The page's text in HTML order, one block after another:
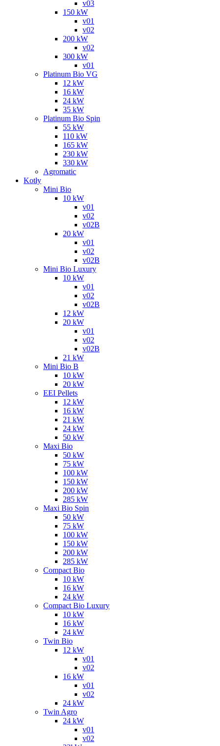
v03
150 kW
v01
v02
200 kW
v02
300 kW
v01
Platinum Bio VG
12 kW
16 kW
24 kW
35 kW
Platinum Bio Spin
55 kW
110 kW
165 kW
230 kW
330 kW
Agromatic
Kotły
Mini Bio
10 kW
v01
v02
v02B
20 kW
v01
v02
v02B
Mini Bio Luxury
10 kW
v01
v02
v02B
12 kW
20 kW
v01
v02
v02B
21 kW
Mini Bio B
10 kW
20 kW
EEI Pellets
12 kW
16 kW
21 kW
24 kW
50 kW
Maxi Bio
50 kW
75 kW
100 kW
150 kW
200 kW
285 kW
Maxi Bio Spin
50 kW
75 kW
100 kW
150 kW
200 kW
285 kW
Compact Bio
10 kW
16 kW
24 kW
Compact Bio Luxury
10 kW
16 kW
24 kW
Twin Bio
12 kW
v01
v02
16 kW
v01
v02
24 kW
Twin Agro
24 kW
v01
v02